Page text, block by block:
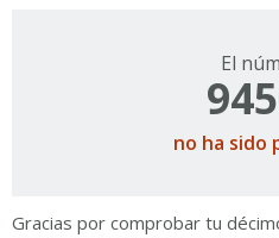
El
no ha sido
Gracias por comprobar tu